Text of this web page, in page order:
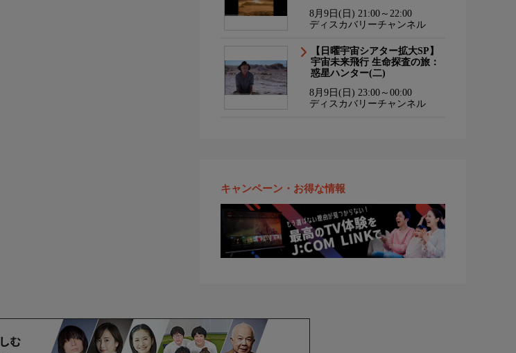
8月9日(日) 21:00～22:00
ディスカバリーチャンネル
【日曜宇宙シアター拡大SP】
宇宙未来飛行 生命探査の旅：
惑星ハンター(二)
8月9日(日) 23:00～00:00
ディスカバリーチャンネル
キャンペーン・お得な情報